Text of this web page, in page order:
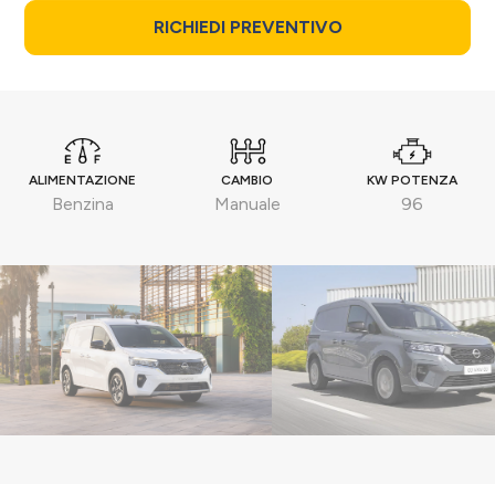
ALIMENTAZIONE
Benzina
CAMBIO
Manuale
KW POTENZA
96
RICHIEDI PREVENTIVO